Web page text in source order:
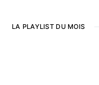
LA PLAYLIST DU MOIS